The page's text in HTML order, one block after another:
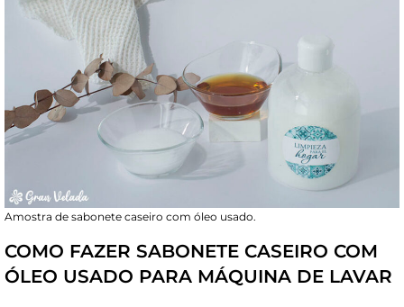
Amostra de sabonete caseiro com óleo usado.
COMO FAZER SABONETE CASEIRO COM
ÓLEO USADO PARA MÁQUINA DE LAVAR